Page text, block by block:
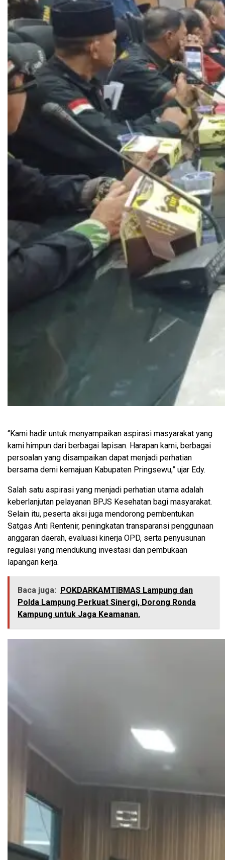
“Kami hadir untuk menyampaikan aspirasi masyarakat yang
kami himpun dari berbagai lapisan. Harapan kami, berbagai
persoalan yang disampaikan dapat menjadi perhatian
bersama demi kemajuan Kabupaten Pringsewu,” ujar Edy.
Salah satu aspirasi yang menjadi perhatian utama adalah
keberlanjutan pelayanan BPJS Kesehatan bagi masyarakat.
Selain itu, peserta aksi juga mendorong pembentukan
Satgas Anti Rentenir, peningkatan transparansi penggunaan
anggaran daerah, evaluasi kinerja OPD, serta penyusunan
regulasi yang mendukung investasi dan pembukaan
lapangan kerja.
Baca juga:
POKDARKAMTIBMAS Lampung dan
Polda Lampung Perkuat Sinergi, Dorong Ronda
Kampung untuk Jaga Keamanan.